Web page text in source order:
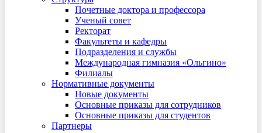
Почетные доктора и профессора
Ученый совет
Ректорат
Факультеты и кафедры
Подразделения и службы
Международная гимназия «Ольгино»
Филиалы
Нормативные документы
Новые документы
Основные приказы для сотрудников
Основные приказы для студентов
Партнеры